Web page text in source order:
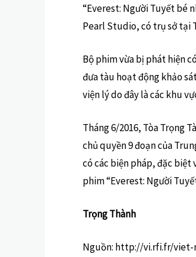
“Everest: Người Tuyết bé
Pearl Studio, có trụ sở tại
Bộ phim vừa bị phát hiện
đưa tàu hoạt động khảo
viện lý do đây là các khu
Tháng 6/2016, Tòa Trọng
chủ quyền 9 đoạn của
có các biện pháp, đặc biệt
phim “Everest: Người
Trọng Thành
Nguồn: http://vi.rfi.fr/